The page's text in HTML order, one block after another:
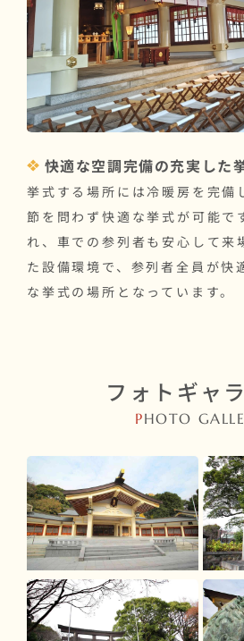
快適な空調完備の充実した
挙式する場所には冷暖房を完備
節を問わず快適な挙式が可能で
れ、車での参列者も安心して来
た設備環境で、参列者全員が快
な挙式の場所となっています。
フォトギャ
PHOTO